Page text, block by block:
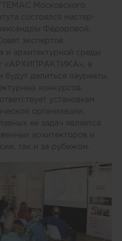
Московского
состоялся мастер-
Фёдоровой.
экспертов
и архитектурной среды
«АРХИПРАКТИКА», в
будут делиться лауреаты
конкурсов.
установкам
организации,
ее задач является
архитекторов и
так и за рубежом.